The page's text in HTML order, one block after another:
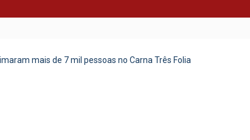
mais de 7 mil pessoas no Carna Três Folia